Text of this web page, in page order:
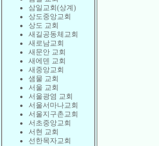
삼일교회(상계)
상도중앙교회
상도 교회
새길공동체교회
새로남교회
새문안 교회
새에덴 교회
새중앙교회
샘물 교회
서울 교회
서울광염 교회
서울서마나교회
서울지구촌교회
서초중앙교회
서현 교회
선한목자교회